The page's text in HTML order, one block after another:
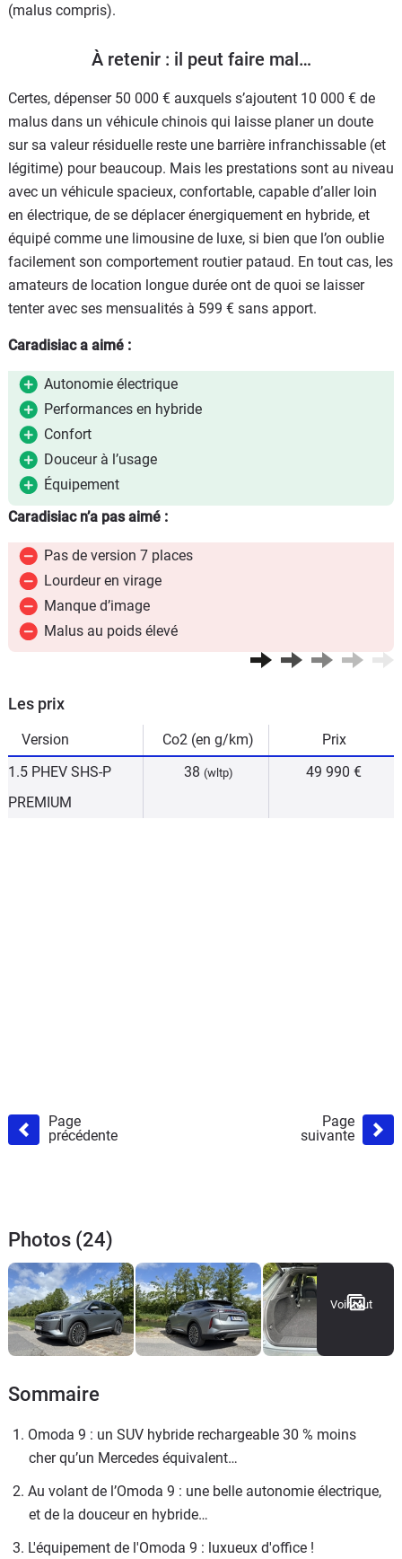
(malus compris).
À retenir : il peut faire mal…
Certes, dépenser 50 000 € auxquels s’ajoutent 10 000 € de
malus dans un véhicule chinois qui laisse planer un doute
sur sa valeur résiduelle reste une barrière infranchissable (et
légitime) pour beaucoup. Mais les prestations sont au niveau
avec un véhicule spacieux, confortable, capable d’aller loin
en électrique, de se déplacer énergiquement en hybride, et
équipé comme une limousine de luxe, si bien que l’on oublie
facilement son comportement routier pataud. En tout cas, les
amateurs de location longue durée ont de quoi se laisser
tenter avec ses mensualités à 599 € sans apport.
Caradisiac a aimé :
Autonomie électrique
Performances en hybride
Confort
Douceur à l’usage
Équipement
Caradisiac n’a pas aimé :
Pas de version 7 places
Lourdeur en virage
Manque d’image
Malus au poids élevé
Les prix
Version Co2 (en g/km)
Prix
1.5 PHEV SHS-P
PREMIUM
38 (wltp) 49 990 €
Page
précédente
Page
suivante
Photos (24)
Voir tout
Sommaire
1. Omoda 9 : un SUV hybride rechargeable 30 % moins
cher qu’un Mercedes équivalent…
2. Au volant de l’Omoda 9 : une belle autonomie électrique,
et de la douceur en hybride…
3. L'équipement de l'Omoda 9 : luxueux d'office !